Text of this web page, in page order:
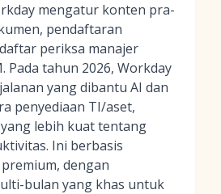
mengatur konten pra-
pendaftaran
periksa manajer
Pada tahun 2026, Workday
yang dibantu AI dan
penyediaan TI/aset,
lebih kuat tentang
Ini berbasis
dengan
bulan yang khas untuk